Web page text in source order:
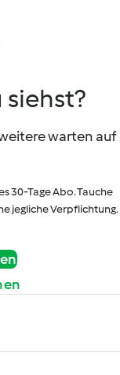
siehst?
warten auf
30-Tage Abo. Tauche
jegliche Verpflichtung.